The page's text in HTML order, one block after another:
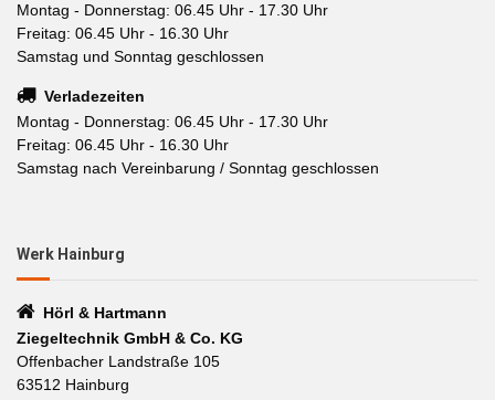
Montag - Donnerstag: 06.45 Uhr - 17.30 Uhr
Freitag: 06.45 Uhr - 16.30 Uhr
Samstag und Sonntag geschlossen
Verladezeiten
Montag - Donnerstag: 06.45 Uhr - 17.30 Uhr
Freitag: 06.45 Uhr - 16.30 Uhr
Samstag nach Vereinbarung / Sonntag geschlossen
Werk Hainburg
Hörl & Hartmann
Ziegeltechnik GmbH & Co. KG
Offenbacher Landstraße 105
63512 Hainburg